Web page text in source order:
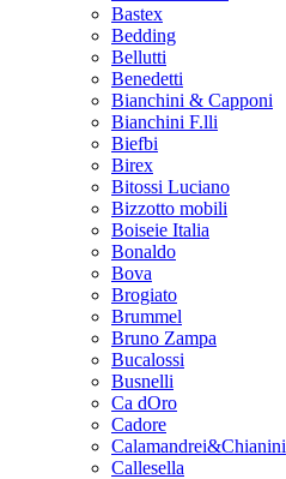
Bastex
Bedding
Bellutti
Benedetti
Bianchini & Capponi
Bianchini F.lli
Biefbi
Birex
Bitossi Luciano
Bizzotto mobili
Boiseie Italia
Bonaldo
Bova
Brogiato
Brummel
Bruno Zampa
Bucalossi
Busnelli
Ca dOro
Cadore
Calamandrei&Chianini
Callesella